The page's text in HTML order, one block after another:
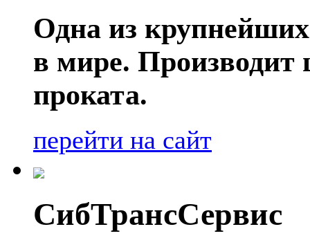
Одна из
в мире. Производит
проката.
перейти на сайт
СибТрансСервис